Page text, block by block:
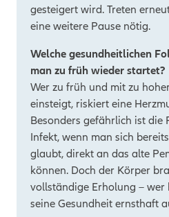
gesteigert wird. Treten
eine weitere Pause nötig.
Welche gesundheitlichen
man zu früh wieder startet?
Wer zu früh und mit zu
einsteigt, riskiert eine
Besonders gefährlich ist die
Infekt, wenn man sich
glaubt, direkt an das alte
können. Doch der Körper
vollständige Erholung – wer
seine Gesundheit ernsthaft